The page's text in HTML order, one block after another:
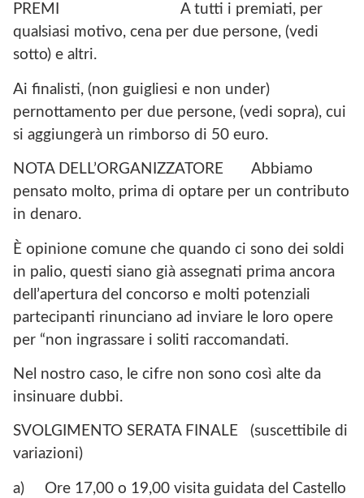
PREMI A tutti i premiati, per
qualsiasi motivo, cena per due persone, (vedi
sotto) e altri.
Ai finalisti, (non guigliesi e non under)
pernottamento per due persone, (vedi sopra), cui
si aggiungerà un rimborso di 50 euro.
NOTA DELL’ORGANIZZATORE Abbiamo
pensato molto, prima di optare per un contributo
in denaro.
È opinione comune che quando ci sono dei soldi
in palio, questi siano già assegnati prima ancora
dell’apertura del concorso e molti potenziali
partecipanti rinunciano ad inviare le loro opere
per “non ingrassare i soliti raccomandati.
Nel nostro caso, le cifre non sono così alte da
insinuare dubbi.
SVOLGIMENTO SERATA FINALE (suscettibile di
variazioni)
a) Ore 17,00 o 19,00 visita guidata del Castello